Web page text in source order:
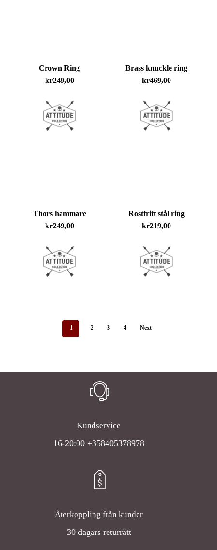
Crown Ring
kr249,00
Brass knuckle ring
kr469,00
Thors hammare
kr249,00
Rostfritt stål ring
kr219,00
1 2 3 4 Next
Kundservice
16-20:00 +358405378978
Återkoppling från kunder
30 dagars returrätt